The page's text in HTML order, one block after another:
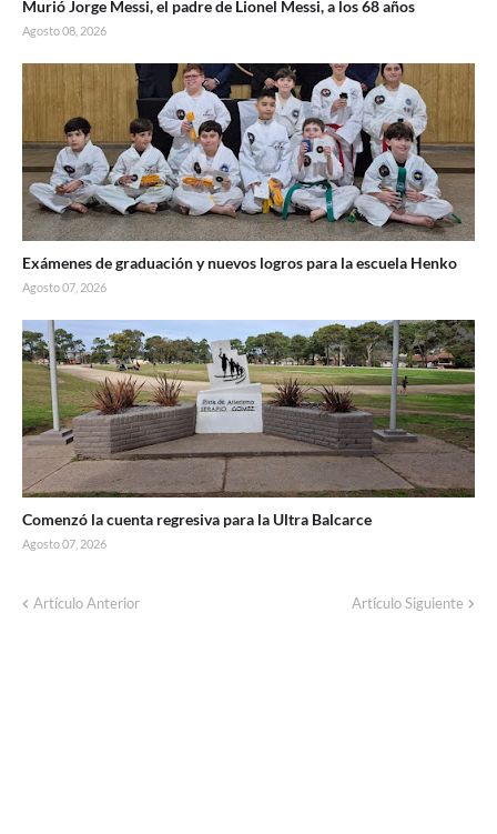
Murió Jorge Messi, el padre de Lionel Messi, a los 68 años
Agosto 08, 2026
Exámenes de graduación y nuevos logros para la escuela Henko
Agosto 07, 2026
Comenzó la cuenta regresiva para la Ultra Balcarce
Agosto 07, 2026
Artículo Anterior Artículo Siguiente
Corte de energía programado para este